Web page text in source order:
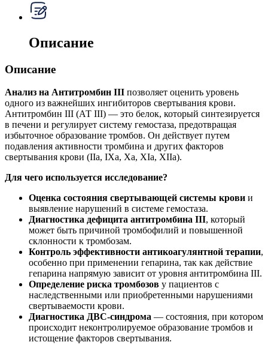
Описание
Описание
Анализ на Антитромбин III позволяет оценить уровень
одного из важнейших ингибиторов свертывания крови.
Антитромбин III (АТ III) — это белок, который синтезируется
в печени и регулирует систему гемостаза, предотвращая
избыточное образование тромбов. Он действует путем
подавления активности тромбина и других факторов
свертывания крови (IIa, IXa, Xa, XIa, XIIa).
Для чего используется исследование?
Оценка состояния свертывающей системы крови и
выявление нарушений в системе гемостаза.
Диагностика дефицита антитромбина III, который
может быть причиной тромбофилий и повышенной
склонности к тромбозам.
Контроль эффективности антикоагулянтной терапии,
особенно при применении гепарина, так как действие
гепарина напрямую зависит от уровня антитромбина III.
Определение риска тромбозов у пациентов с
наследственными или приобретенными нарушениями
свертываемости крови.
Диагностика ДВС-синдрома — состояния, при котором
происходит неконтролируемое образование тромбов и
истощение факторов свертывания.